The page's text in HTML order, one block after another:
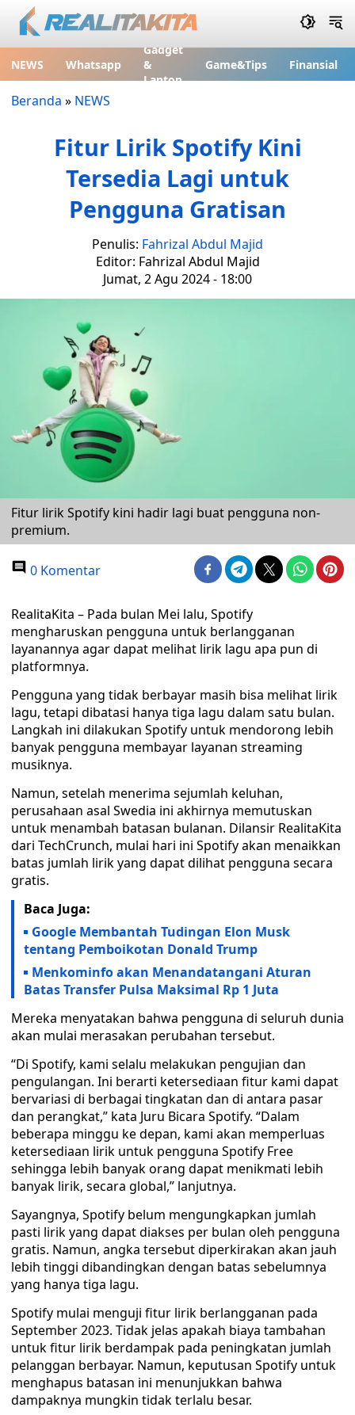
NEWS Whatsapp
Gadget
&
Laptop
Game&Tips Finansial
Beranda » NEWS
Fitur Lirik Spotify Kini
Tersedia Lagi untuk
Pengguna Gratisan
Penulis: Fahrizal Abdul Majid
Editor: Fahrizal Abdul Majid
Jumat, 2 Agu 2024 - 18:00
Fitur lirik Spotify kini hadir lagi buat pengguna non-
premium.
0 Komentar
RealitaKita – Pada bulan Mei lalu, Spotify
mengharuskan pengguna untuk berlangganan
layanannya agar dapat melihat lirik lagu apa pun di
platformnya.
Pengguna yang tidak berbayar masih bisa melihat lirik
lagu, tetapi dibatasi hanya tiga lagu dalam satu bulan.
Langkah ini dilakukan Spotify untuk mendorong lebih
banyak pengguna membayar layanan streaming
musiknya.
Namun, setelah menerima sejumlah keluhan,
perusahaan asal Swedia ini akhirnya memutuskan
untuk menambah batasan bulanan. Dilansir RealitaKita
dari TechCrunch, mulai hari ini Spotify akan menaikkan
batas jumlah lirik yang dapat dilihat pengguna secara
gratis.
Baca Juga:
Google Membantah Tudingan Elon Musk
tentang Pemboikotan Donald Trump
Menkominfo akan Menandatangani Aturan
Batas Transfer Pulsa Maksimal Rp 1 Juta
Mereka menyatakan bahwa pengguna di seluruh dunia
akan mulai merasakan perubahan tersebut.
“Di Spotify, kami selalu melakukan pengujian dan
pengulangan. Ini berarti ketersediaan fitur kami dapat
bervariasi di berbagai tingkatan dan di antara pasar
dan perangkat,” kata Juru Bicara Spotify. “Dalam
beberapa minggu ke depan, kami akan memperluas
ketersediaan lirik untuk pengguna Spotify Free
sehingga lebih banyak orang dapat menikmati lebih
banyak lirik, secara global,” lanjutnya.
Sayangnya, Spotify belum mengungkapkan jumlah
pasti lirik yang dapat diakses per bulan oleh pengguna
gratis. Namun, angka tersebut diperkirakan akan jauh
lebih tinggi dibandingkan dengan batas sebelumnya
yang hanya tiga lagu.
Spotify mulai menguji fitur lirik berlangganan pada
September 2023. Tidak jelas apakah biaya tambahan
untuk fitur lirik berdampak pada peningkatan jumlah
pelanggan berbayar. Namun, keputusan Spotify untuk
menghapus batasan ini menunjukkan bahwa
dampaknya mungkin tidak terlalu besar.